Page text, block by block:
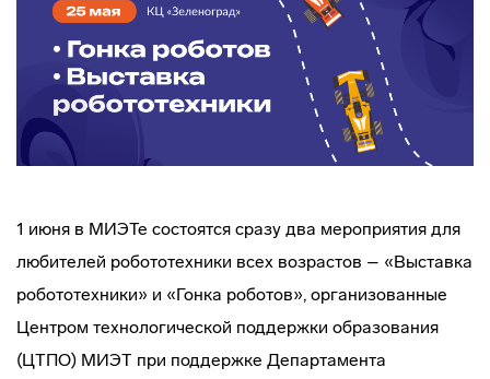
1 июня в МИЭТе состоятся сразу два мероприятия для
любителей робототехники всех возрастов – «Выставка
робототехники» и «Гонка роботов», организованные
Центром технологической поддержки образования
(ЦТПО) МИЭТ при поддержке Департамента